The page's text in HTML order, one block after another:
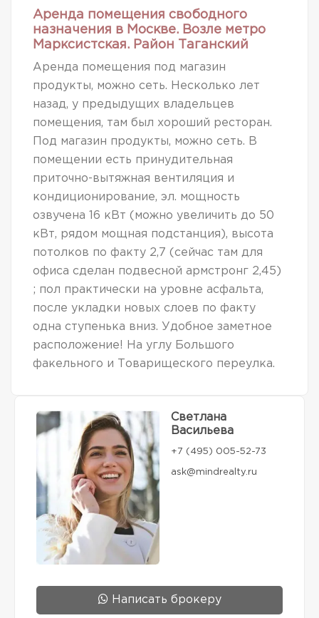
Аренда помещения свободного
назначения в Москве. Возле метро
Марксистская. Район Таганский
Аренда помещения под магазин
продукты, можно сеть. Несколько лет
назад, у предыдущих владельцев
помещения, там был хороший ресторан.
Под магазин продукты, можно сеть. В
помещении есть принудительная
приточно-вытяжная вентиляция и
кондиционирование, эл. мощность
озвучена 16 кВт (можно увеличить до 50
кВт, рядом мощная подстанция), высота
потолков по факту 2,7 (сейчас там для
офиса сделан подвесной армстронг 2,45)
; пол практически на уровне асфальта,
после укладки новых слоев по факту
одна ступенька вниз. Удобное заметное
расположение! На углу Большого
факельного и Товарищеского переулка.
Светлана
Васильева
+7 (495) 005-52-73
ask@mindrealty.ru
Написать брокеру